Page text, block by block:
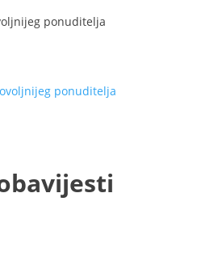
ponuditelja
ponuditelja